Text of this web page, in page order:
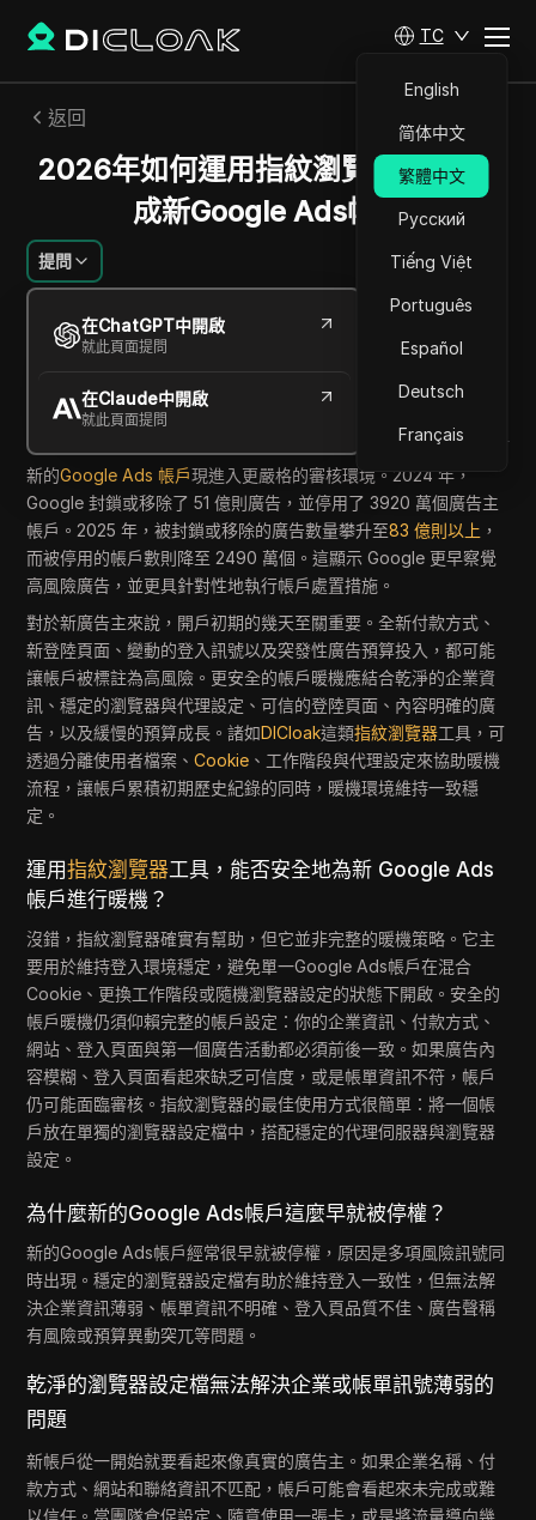
TC
English
简体中文
繁體中文
Русский
Tiếng Việt
Português
Español
Deutsch
Français
返回
2026年如何運用指紋瀏覽器s安全養
成新Google Ads帳戶
提問
在ChatGPT中開啟
就此頁面提問
在Claude中開啟
就此頁面提問
Ekaterina Ivanova
2026年7月 9 分鐘 閱讀
Copy Link
新的Google Ads 帳戶現進入更嚴格的審核環境。2024 年，
Google 封鎖或移除了 51 億則廣告，並停用了 3920 萬個廣告主
帳戶。2025 年，被封鎖或移除的廣告數量攀升至83 億則以上 ，
而被停用的帳戶數則降至 2490 萬個。這顯示 Google 更早察覺
高風險廣告，並更具針對性地執行帳戶處置措施。
對於新廣告主來說，開戶初期的幾天至關重要。全新付款方式、
新登陸頁面、變動的登入訊號以及突發性廣告預算投入，都可能
讓帳戶被標註為高風險。更安全的帳戶暖機應結合乾淨的企業資
訊、穩定的瀏覽器與代理設定、可信的登陸頁面、內容明確的廣
告，以及緩慢的預算成長。諸如DICloak這類指紋瀏覽器工具，可
透過分離使用者檔案、Cookie 、工作階段與代理設定來協助暖機
流程，讓帳戶累積初期歷史紀錄的同時，暖機環境維持一致穩
定。
運用指紋瀏覽器工具，能否安全地為新 Google Ads
帳戶進行暖機？
沒錯，指紋瀏覽器確實有幫助，但它並非完整的暖機策略。它主
要用於維持登入環境穩定，避免單一Google Ads帳戶在混合
Cookie、更換工作階段或隨機瀏覽器設定的狀態下開啟。安全的
帳戶暖機仍須仰賴完整的帳戶設定：你的企業資訊、付款方式、
網站、登入頁面與第一個廣告活動都必須前後一致。如果廣告內
容模糊、登入頁面看起來缺乏可信度，或是帳單資訊不符，帳戶
仍可能面臨審核。指紋瀏覽器的最佳使用方式很簡單：將一個帳
戶放在單獨的瀏覽器設定檔中，搭配穩定的代理伺服器與瀏覽器
設定。
為什麼新的Google Ads帳戶這麼早就被停權？
新的Google Ads帳戶經常很早就被停權，原因是多項風險訊號同
時出現。穩定的瀏覽器設定檔有助於維持登入一致性，但無法解
決企業資訊薄弱、帳單資訊不明確、登入頁品質不佳、廣告聲稱
有風險或預算異動突兀等問題。
乾淨的瀏覽器設定檔無法解決企業或帳單訊號薄弱的
問題
新帳戶從一開始就要看起來像真實的廣告主。如果企業名稱、付
款方式、網站和聯絡資訊不匹配，帳戶可能會看起來未完成或難
以信任。當團隊倉促設定、隨意使用一張卡，或是將流量導向幾